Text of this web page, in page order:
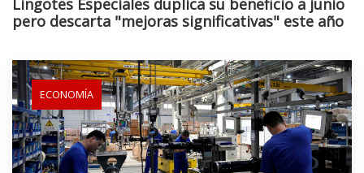
Lingotes Especiales duplica su beneficio a junio
pero descarta "mejoras significativas" este año
ECONOMÍA